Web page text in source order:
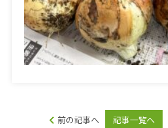
前の記事へ 記事一覧へ